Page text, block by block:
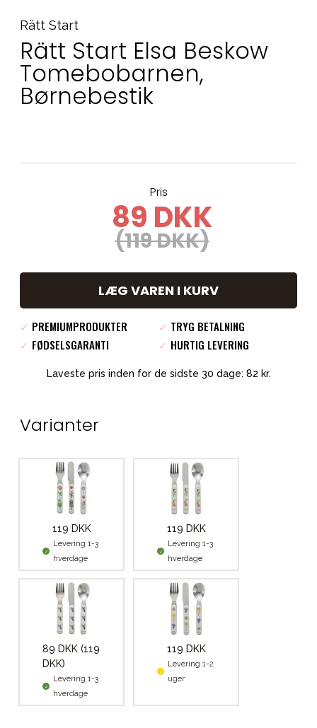
Rätt Start
Rätt Start Elsa Beskow
Tomebobarnen,
Børnebestik
Pris
89 DKK
(119 DKK)
LÆG VAREN I KURV
✓ PREMIUMPRODUKTER ✓ TRYG BETALNING
✓ FØDSELSGARANTI ✓ HURTIG LEVERING
Laveste pris inden for de sidste 30 dage: 82 kr.
Varianter
119 DKK
Levering 1-3
hverdage
119 DKK
Levering 1-3
hverdage
89 DKK (119
DKK)
Levering 1-3
hverdage
119 DKK
Levering 1-2
uger
Kontakt os på